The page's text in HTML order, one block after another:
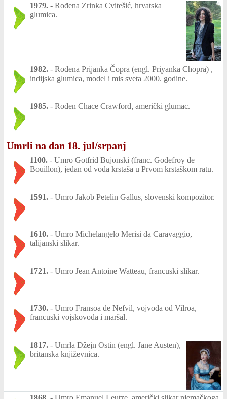
1979. - Rođena Zrinka Cvitešić, hrvatska
glumica.
1982. - Rođena Prijanka Čopra (engl. Priyanka Chopra) ,
indijska glumica, model i mis sveta 2000. godine.
1985. - Rođen Chace Crawford, američki glumac.
Umrli na dan 18. jul/srpanj
1100. - Umro Gotfrid Bujonski (franc. Godefroy de
Bouillon), jedan od vođa krstaša u Prvom krstaškom ratu.
1591. - Umro Jakob Petelin Gallus, slovenski kompozitor.
1610. - Umro Michelangelo Merisi da Caravaggio,
talijanski slikar.
1721. - Umro Jean Antoine Watteau, francuski slikar.
1730. - Umro Fransoa de Nefvil, vojvoda od Vilroa,
francuski vojskovođa i maršal.
1817. - Umrla Džejn Ostin (engl. Jane Austen),
britanska književnica.